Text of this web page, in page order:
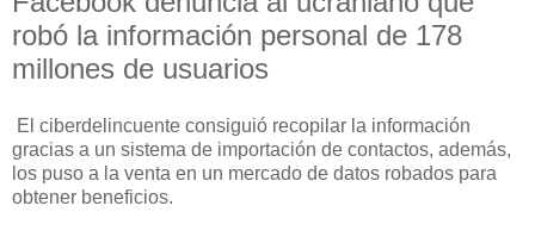
robó la información personal de 178
millones de usuarios
El ciberdelincuente consiguió recopilar la información
gracias a un sistema de importación de contactos, además,
los puso a la venta en un mercado de datos robados para
obtener beneficios.